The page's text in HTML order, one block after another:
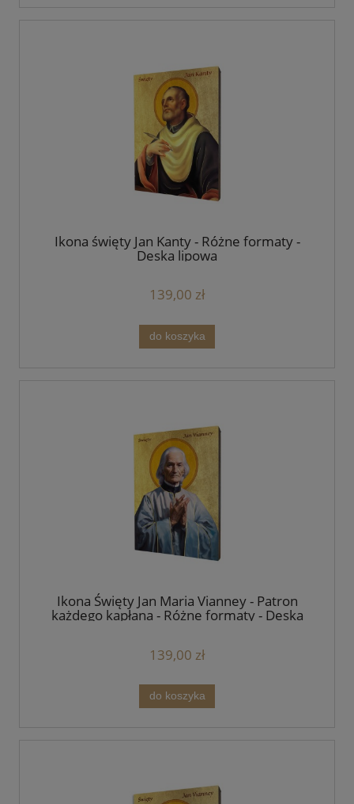
Ikona święty Jan Kanty - Różne formaty -
Deska lipowa
139,00 zł
do koszyka
Ikona Święty Jan Maria Vianney - Patron
każdego kapłana - Różne formaty - Deska
139,00 zł
do koszyka